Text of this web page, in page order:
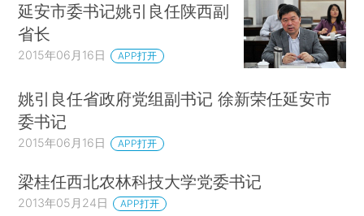
延安市委书记姚引良任陕西副
省长
2015年06月16日 APP打开
姚引良任省政府党组副书记 徐新荣任延安市
委书记
2015年06月16日 APP打开
梁桂任西北农林科技大学党委书记
2013年05月24日 APP打开